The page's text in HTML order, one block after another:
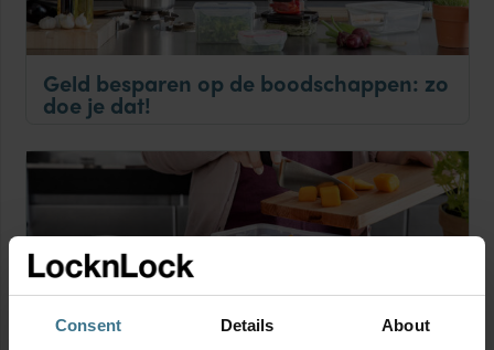
Consent Details About
Geld besparen op de boodschappen: zo
doe je dat!